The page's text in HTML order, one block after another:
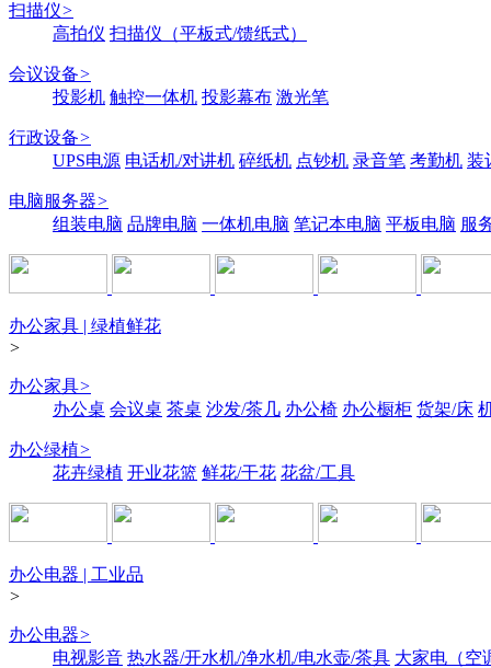
扫描仪>
高拍仪 扫描仪（平板式/馈纸式）
会议设备>
投影机 触控一体机 投影幕布 激光笔
行政设备>
UPS电源 电话机/对讲机 碎纸机 点钞机 录音笔 考勤机 装
电脑服务器>
组装电脑 品牌电脑 一体机电脑 笔记本电脑 平板电脑 服
办公家具 | 绿植鲜花
>
办公家具>
办公桌 会议桌 茶桌 沙发/茶几 办公椅 办公橱柜 货架/床
办公绿植>
花卉绿植 开业花篮 鲜花/干花 花盆/工具
办公电器 | 工业品
>
办公电器>
电视影音 热水器/开水机/净水机/电水壶/茶具 大家电（空